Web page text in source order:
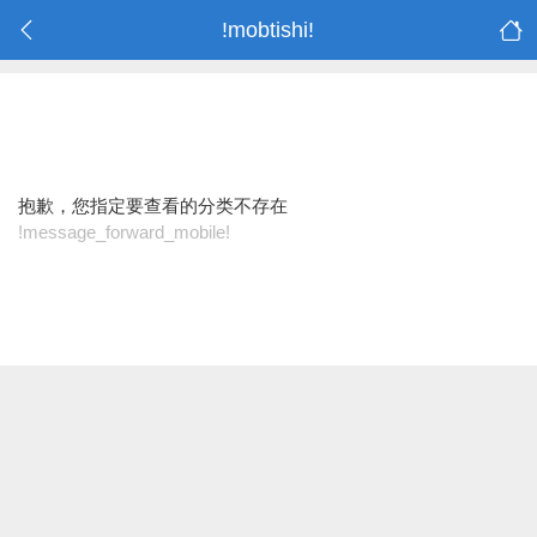
!mobtishi!
抱歉，您指定要查看的分类不存在
!message_forward_mobile!